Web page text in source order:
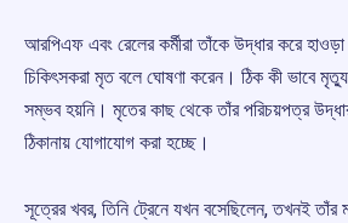
আরপিএফ এবং রেলের কর্মীরা তাঁকে উদ্ধার করে হাওড়া
চিকিৎসকরা মৃত বলে ঘোষণা করেন। ঠিক কী ভাবে
সম্ভব হয়নি। মৃতের কাছ থেকে তাঁর পরিচয়পত্র
ঠিকানায় যোগাযোগ করা হচ্ছে।
সূত্রের খবর, তিনি ট্রেনে যখন বসেছিলেন, তখনই